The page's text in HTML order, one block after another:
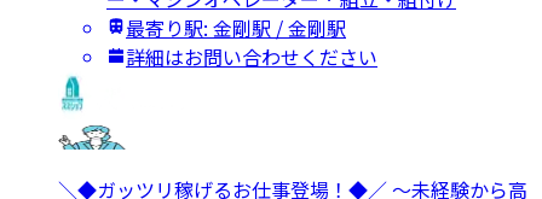
最寄り駅: 金剛駅 / 金剛駅
詳細はお問い合わせください
＼◆ガッツリ稼げるお仕事登場！◆／ ～未経験から高